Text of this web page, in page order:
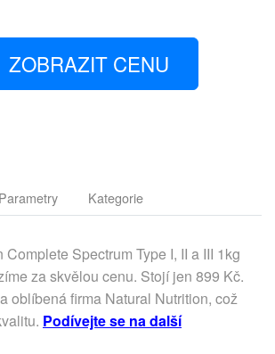
ZOBRAZIT CENU
Parametry Kategorie
Spectrum Type I, II a III 1kg
za skvělou cenu. Stojí jen 899 Kč.
oblíbená firma Natural Nutrition, což
Podívejte se na další